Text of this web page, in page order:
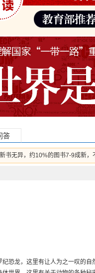
答
书无异，约10%的图书7-9成新，
恐龙，这里有让人为之一叹的